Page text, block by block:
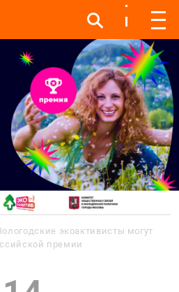
Инфо Инфо Меню
экоактивисты могут
премии